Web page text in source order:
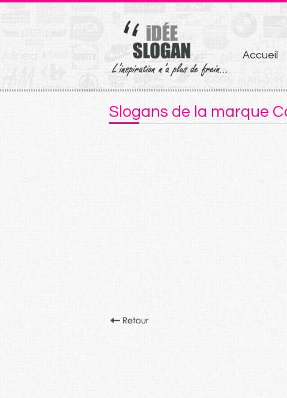
Aller
au
contenu
Accueil
Slogans de la marque